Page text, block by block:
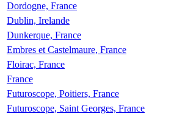
Dordogne, France
Dublin, Irelande
Dunkerque, France
Embres et Castelmaure, France
Floirac, France
France
Futuroscope, Poitiers, France
Futuroscope, Saint Georges, France